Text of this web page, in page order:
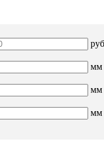
руб
мм
мм
мм